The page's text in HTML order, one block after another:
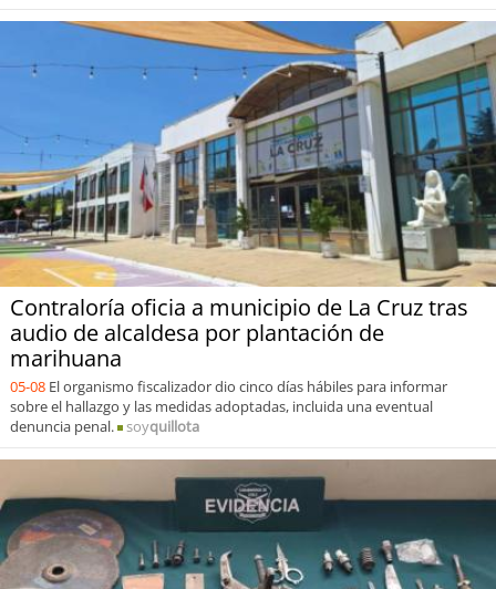
Contraloría oficia a municipio de La Cruz tras
audio de alcaldesa por plantación de
marihuana
05-08 El organismo fiscalizador dio cinco días hábiles para informar
sobre el hallazgo y las medidas adoptadas, incluida una eventual
denuncia penal.
soyquillota